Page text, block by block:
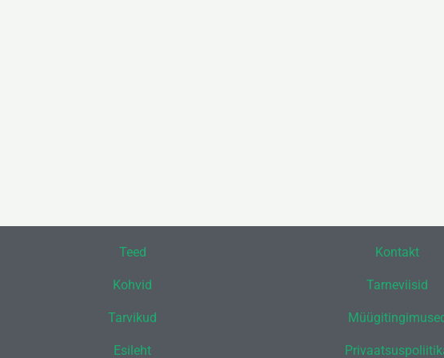
Teed
Kohvid
Tarvikud
Esileht
Kontakt
Tarneviisid